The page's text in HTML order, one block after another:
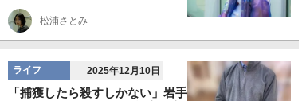
松浦さとみ
ライフ 2025年12月10日
「捕獲したら殺すしかない」岩手